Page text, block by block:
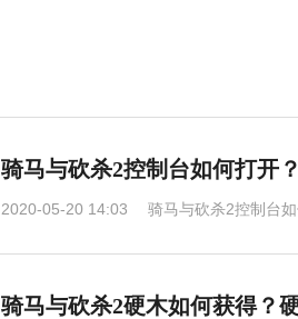
骑马与砍杀2控制台如何打开
2020-05-20 14:03 骑马与砍杀2控制台
骑马与砍杀2硬木如何获得？